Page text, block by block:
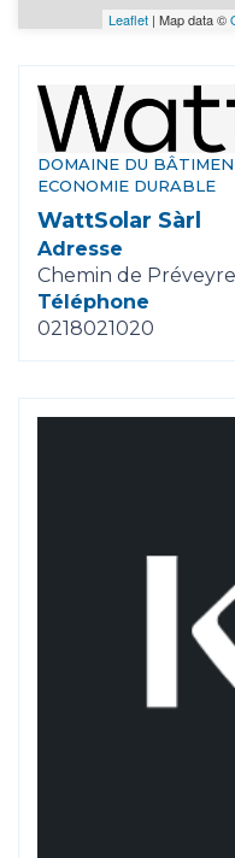
Leaflet | Map data ©
DOMAINE DU
ECONOMIE DURABLE
WattSolar Sàrl
Adresse
Chemin de
Téléphone
0218021020